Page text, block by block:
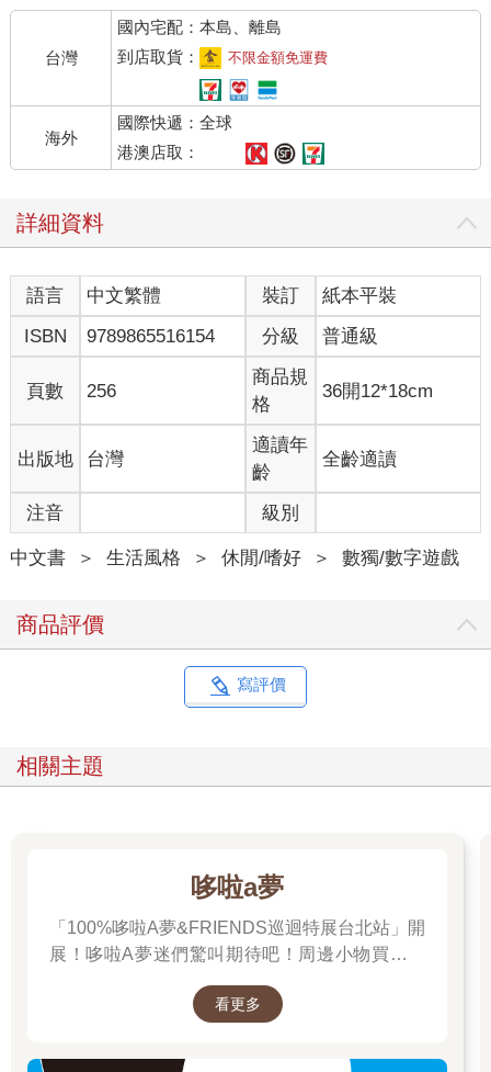
台灣
國內宅配：本島、離島
到店取貨：
不限金額免運費
海外
國際快遞：全球
港澳店取：
詳細資料
語言 中文繁體 裝訂
紙本平裝
ISBN
9789865516154 分級 普通級
頁數 256
商品規
格
36開12*18cm
出版地 台灣
適讀年
齡
全齡適讀
注音 級別
中文書 ＞ 生活風格 ＞ 休閒/嗜好 ＞ 數獨/數字遊戲
商品評價
寫評價
相關主題
哆啦a夢
「100%哆啦A夢&FRIENDS巡迴特展台北站」開
展！哆啦A夢迷們驚叫期待吧！周邊小物買起來
看更多